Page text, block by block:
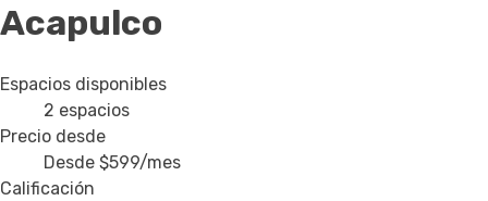
Acapulco
Espacios disponibles
2 espacios
Precio desde
Desde $599/mes
Calificación